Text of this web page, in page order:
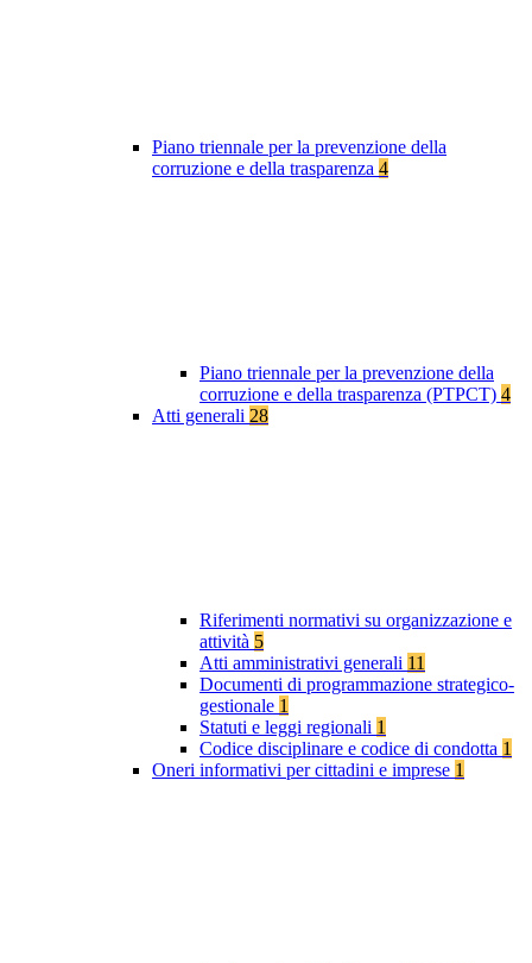
Piano triennale per la prevenzione della
corruzione e della trasparenza 4
Piano triennale per la prevenzione della
corruzione e della trasparenza (PTPCT) 4
Atti generali 28
Riferimenti normativi su organizzazione e
attività 5
Atti amministrativi generali 11
Documenti di programmazione strategico-
gestionale 1
Statuti e leggi regionali 1
Codice disciplinare e codice di condotta 1
Oneri informativi per cittadini e imprese 1